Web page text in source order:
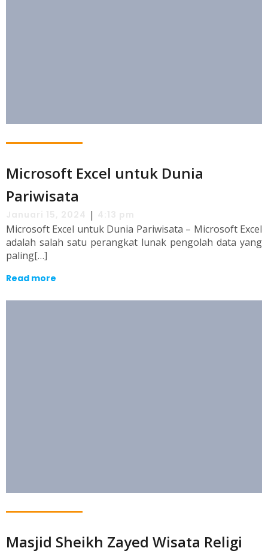
Microsoft Excel untuk Dunia
Pariwisata
|
Microsoft Excel untuk Dunia Pariwisata – Microsoft Excel
adalah salah satu perangkat lunak pengolah data yang
paling[…]
Read more
Masjid Sheikh Zayed Wisata Religi